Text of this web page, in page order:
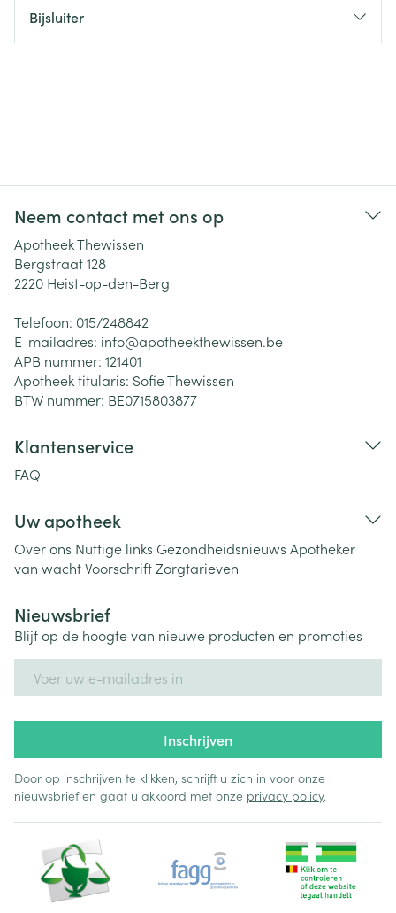
Bijsluiter
Neem contact met ons op
Apotheek Thewissen
Bergstraat 128
2220 Heist-op-den-Berg
Telefoon: 015/248842
E-mailadres: info@apotheekthewissen.be
APB nummer: 121401
Apotheek titularis: Sofie Thewissen
BTW nummer: BE0715803877
Klantenservice
FAQ
Uw apotheek
Over ons Nuttige links Gezondheidsnieuws Apotheker
van wachtVoorschriftZorgtarieven
Nieuwsbrief
Blijf op de hoogte van nieuwe producten en promoties
Inschrijven
Door op inschrijven te klikken, schrijft u zich in voor onze
nieuwsbrief en gaat u akkoord met onze privacy policy.